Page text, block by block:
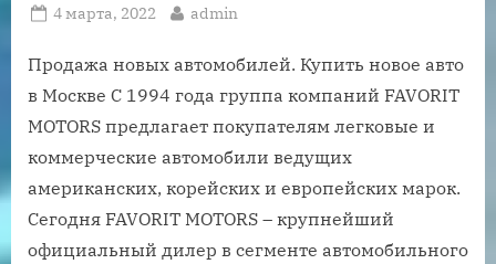
Posted
4 марта, 2022 By
admin
Продажа новых автомобилей. Купить новое авто
в Москве С 1994 года группа компаний FAVORIT
MOTORS предлагает покупателям легковые и
коммерческие автомобили ведущих
американских, корейских и европейских марок.
Сегодня FAVORIT MOTORS – крупнейший
официальный дилер в сегменте автомобильного